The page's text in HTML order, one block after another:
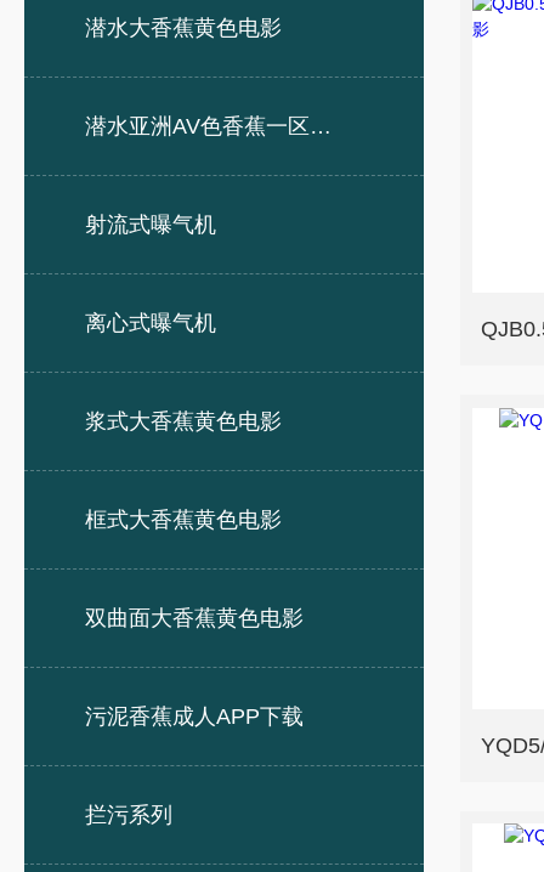
潜水大香蕉黄色电影
潜水亚洲AV色香蕉一区二区三区
射流式曝气机
离心式曝气机
浆式大香蕉黄色电影
框式大香蕉黄色电影
双曲面大香蕉黄色电影
污泥香蕉成人APP下载
拦污系列